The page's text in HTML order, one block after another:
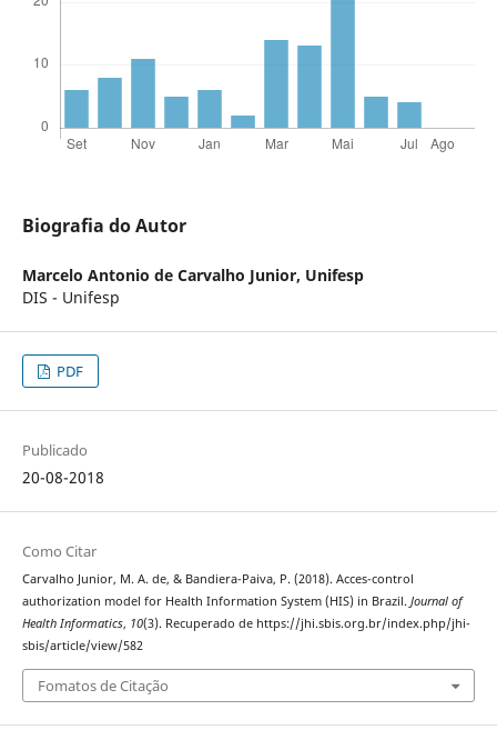
Biografia do Autor
Marcelo Antonio de Carvalho Junior, Unifesp
DIS - Unifesp
PDF
Publicado
20-08-2018
Como Citar
Carvalho Junior, M. A. de, & Bandiera-Paiva, P. (2018). Acces-control
authorization model for Health Information System (HIS) in Brazil. Journal of
Health Informatics, 10(3). Recuperado de https://jhi.sbis.org.br/index.php/jhi-
sbis/article/view/582
Fomatos de Citação